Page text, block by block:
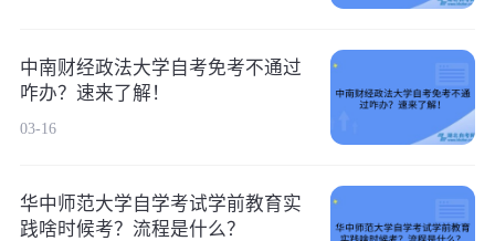
中南财经政法大学自考免考不通过
咋办？速来了解！
03-16
华中师范大学自学考试学前教育实
践啥时候考？流程是什么？